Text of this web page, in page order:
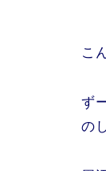
こ
ず
の